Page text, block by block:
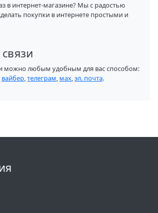
в интернет-магазине? Мы с радостью
покупки в интернете простыми и
можно любым удобным для вас способом:
вайбер,телеграм, мах,эл. почта.